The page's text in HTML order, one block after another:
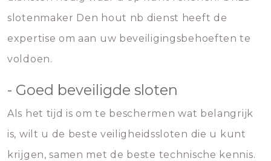
slotenmaker Den hout nb dienst heeft de
expertise om aan uw beveiligingsbehoeften te
voldoen.
- Goed beveiligde sloten
Als het tijd is om te beschermen wat belangrijk
is, wilt u de beste veiligheidssloten die u kunt
krijgen, samen met de beste technische kennis.